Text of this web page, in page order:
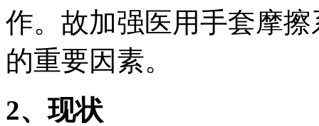
作。故加强医用手套摩
的重要因素。
2、现状